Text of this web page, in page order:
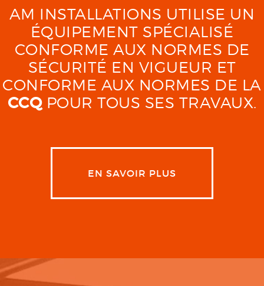
AM INSTALLATIONS UTILISE UN
ÉQUIPEMENT SPÉCIALISÉ
CONFORME AUX NORMES DE
SÉCURITÉ EN VIGUEUR ET
CONFORME AUX NORMES DE LA
CCQPOUR TOUS SES TRAVAUX.
EN SAVOIR PLUS